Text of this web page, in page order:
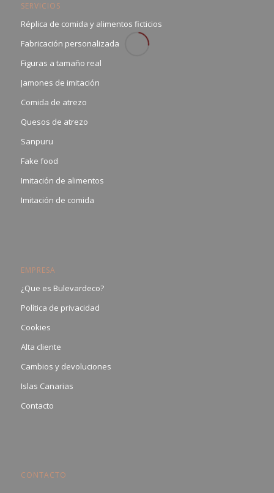
SERVICIOS
Réplica de comida y alimentos ficticios
Fabricación personalizada
Figuras a tamaño real
Jamones de imitación
Comida de atrezo
Quesos de atrezo
Sanpuru
Fake food
Imitación de alimentos
Imitación de comida
EMPRESA
¿Que es Bulevardeco?
Política de privacidad
Cookies
Alta cliente
Cambios y devoluciones
Islas Canarias
Contacto
CONTACTO